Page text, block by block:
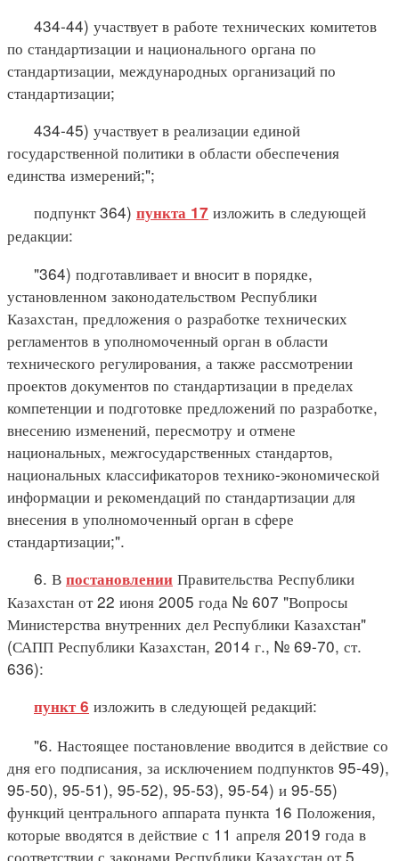
434-44) участвует в работе технических комитетов
по стандартизации и национального органа по
стандартизации, международных организаций по
стандартизации;
434-45) участвует в реализации единой
государственной политики в области обеспечения
единства измерений;";
подпункт 364) пункта 17 изложить в следующей
редакции:
"364) подготавливает и вносит в порядке,
установленном законодательством Республики
Казахстан, предложения о разработке технических
регламентов в уполномоченный орган в области
технического регулирования, а также рассмотрении
проектов документов по стандартизации в пределах
компетенции и подготовке предложений по разработке,
внесению изменений, пересмотру и отмене
национальных, межгосударственных стандартов,
национальных классификаторов технико-экономической
информации и рекомендаций по стандартизации для
внесения в уполномоченный орган в сфере
стандартизации;".
6. В постановлении Правительства Республики
Казахстан от 22 июня 2005 года № 607 "Вопросы
Министерства внутренних дел Республики Казахстан"
(САПП Республики Казахстан, 2014 г., № 69-70, ст.
636):
пункт 6 изложить в следующей редакций:
"6. Настоящее постановление вводится в действие со
дня его подписания, за исключением подпунктов 95-49),
95-50), 95-51), 95-52), 95-53), 95-54) и 95-55)
функций центрального аппарата пункта 16 Положения,
которые вводятся в действие с 11 апреля 2019 года в
соответствии с законами Республики Казахстан от 5